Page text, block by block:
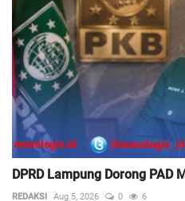
DPRD Lampung Dorong PAD
REDAKSI Aug 5, 2026 0 6